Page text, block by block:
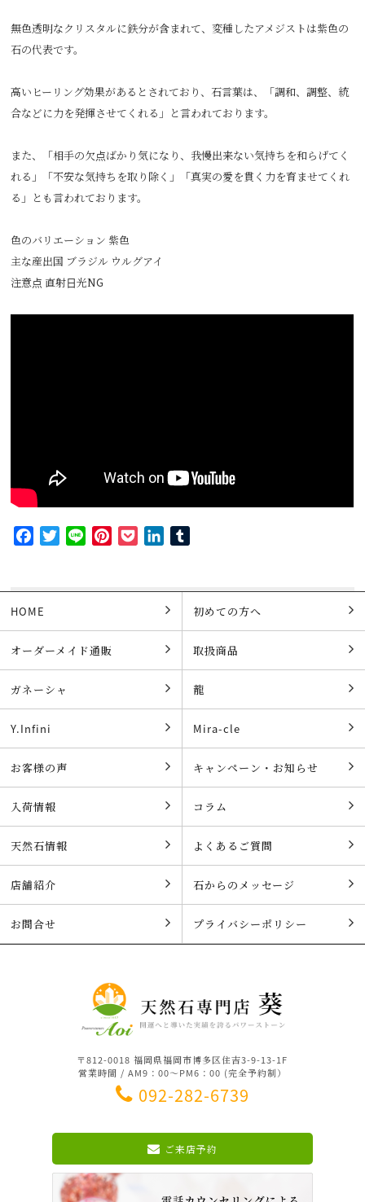
無色透明なクリスタルに鉄分が含まれて、変種したアメジストは紫色の
石の代表です。
高いヒーリング効果があるとされており、石言葉は、「調和、調整、統
合などに力を発揮させてくれる」と言われております。
また、「相手の欠点ばかり気になり、我慢出来ない気持ちを和らげてく
れる」「不安な気持ちを取り除く」「真実の愛を貫く力を育ませてくれ
る」とも言われております。
色のバリエーション 紫色
主な産出国 ブラジル ウルグアイ
注意点 直射日光NG
FacebookTwitterLine PinterestPocketLinkedIn
HOME 初めての方へ
オーダーメイド通販 取扱商品
ガネーシャ 龍
Y.Infini Mira-cle
お客様の声 キャンペーン・お知らせ
入荷情報 コラム
天然石情報 よくあるご質問
店舗紹介 石からのメッセージ
お問合せ プライバシーポリシー
〒812-0018 福岡県福岡市博多区住吉3-9-13-1F
営業時間 / AM9：00～PM6：00 (完全予約制）
092-282-6739
ご来店予約